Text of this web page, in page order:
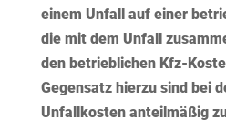
einem Unfall auf einer
die mit dem Unfall
den betrieblichen Kfz-
Gegensatz hierzu sind bei
Unfallkosten anteilmäßig